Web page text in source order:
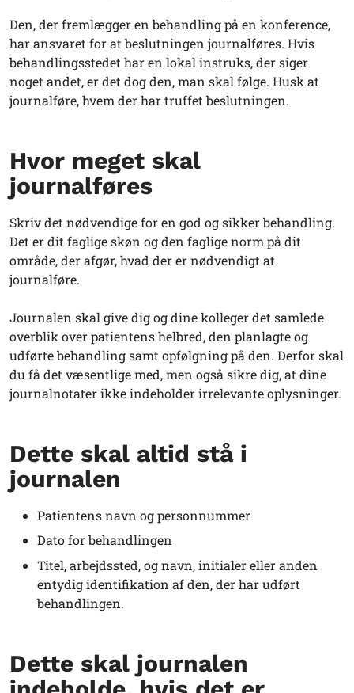
Den, der fremlægger en behandling på en konference,
har ansvaret for at beslutningen journalføres. Hvis
behandlingsstedet har en lokal instruks, der siger
noget andet, er det dog den, man skal følge. Husk at
journalføre, hvem der har truffet beslutningen.
Hvor meget skal
journalføres
Skriv det nødvendige for en god og sikker behandling.
Det er dit faglige skøn og den faglige norm på dit
område, der afgør, hvad der er nødvendigt at
journalføre.
Journalen skal give dig og dine kolleger det samlede
overblik over patientens helbred, den planlagte og
udførte behandling samt opfølgning på den. Derfor skal
du få det væsentlige med, men også sikre dig, at dine
journalnotater ikke indeholder irrelevante oplysninger.
Dette skal altid stå i
journalen
Patientens navn og personnummer
Dato for behandlingen
Titel, arbejdssted, og navn, initialer eller anden
entydig identifikation af den, der har udført
behandlingen.
Dette skal journalen